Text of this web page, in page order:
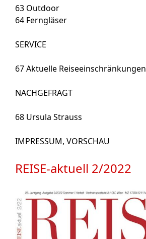
63 Outdoor
64 Ferngläser
SERVICE
67Aktuelle Reiseeinschränkungen
NACHGEFRAGT
68 Ursula Strauss
IMPRESSUM, VORSCHAU
REISE-aktuell 2/2022